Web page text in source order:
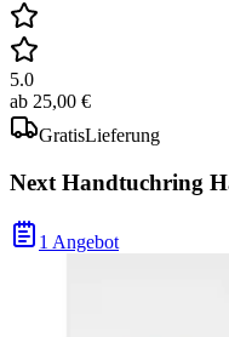
5.0
ab 25,00 €
GratisLieferung
Next Handtuchring
1 Angebot